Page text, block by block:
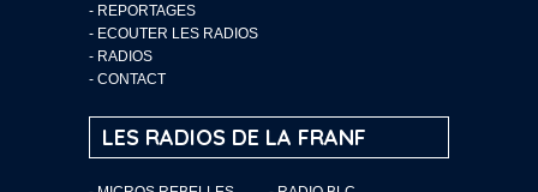
- REPORTAGES
- ECOUTER LES RADIOS
- RADIOS
- CONTACT
LES RADIOS DE LA FRANF